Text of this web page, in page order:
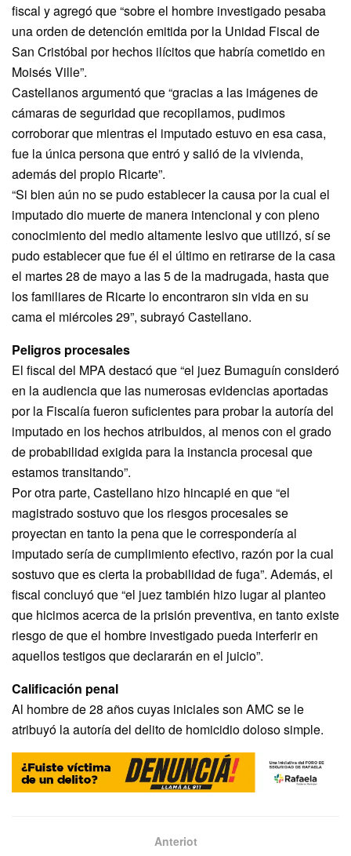
fiscal y agregó que “sobre el hombre investigado pesaba
una orden de detención emitida por la Unidad Fiscal de
San Cristóbal por hechos ilícitos que habría cometido en
Moisés Ville”.
Castellanos argumentó que “gracias a las imágenes de
cámaras de seguridad que recopilamos, pudimos
corroborar que mientras el imputado estuvo en esa casa,
fue la única persona que entró y salió de la vivienda,
además del propio Ricarte”.
“Si bien aún no se pudo establecer la causa por la cual el
imputado dio muerte de manera intencional y con pleno
conocimiento del medio altamente lesivo que utilizó, sí se
pudo establecer que fue él el último en retirarse de la casa
el martes 28 de mayo a las 5 de la madrugada, hasta que
los familiares de Ricarte lo encontraron sin vida en su
cama el miércoles 29”, subrayó Castellano.
Peligros procesales
El fiscal del MPA destacó que “el juez Bumaguín consideró
en la audiencia que las numerosas evidencias aportadas
por la Fiscalía fueron suficientes para probar la autoría del
imputado en los hechos atribuidos, al menos con el grado
de probabilidad exigida para la instancia procesal que
estamos transitando”.
Por otra parte, Castellano hizo hincapié en que “el
magistrado sostuvo que los riesgos procesales se
proyectan en tanto la pena que le correspondería al
imputado sería de cumplimiento efectivo, razón por la cual
sostuvo que es cierta la probabilidad de fuga”. Además, el
fiscal concluyó que “el juez también hizo lugar al planteo
que hicimos acerca de la prisión preventiva, en tanto existe
riesgo de que el hombre investigado pueda interferir en
aquellos testigos que declararán en el juicio”.
Calificación penal
Al hombre de 28 años cuyas iniciales son AMC se le
atribuyó la autoría del delito de homicidio doloso simple.
Anteriot